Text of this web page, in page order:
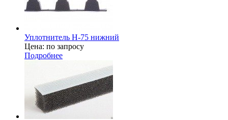
Уплотнитель Н-75 нижний
Цена: по запросу
Подробнее